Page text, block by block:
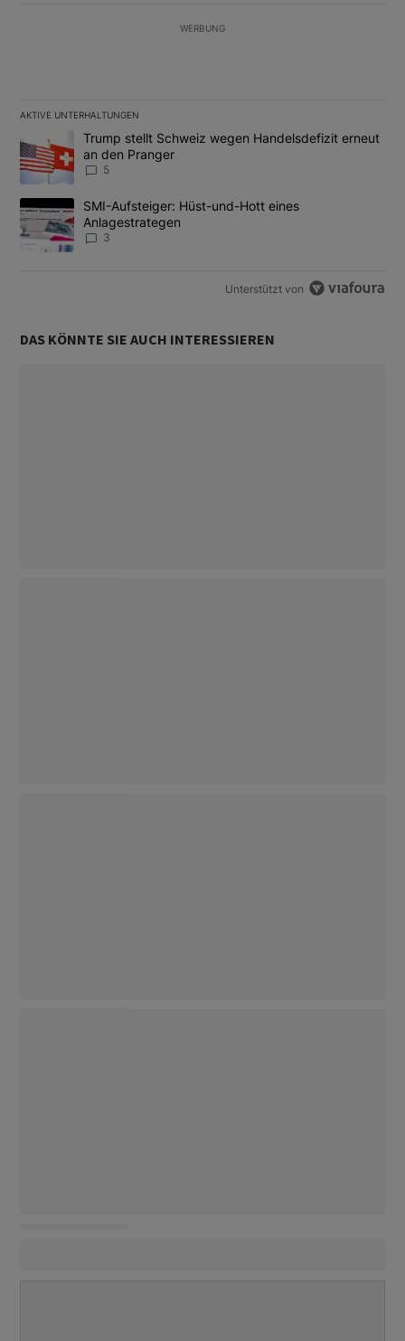
WERBUNG
AKTIVE UNTERHALTUNGEN
Ein Trendartikel mit dem Titel "Trump stellt Schweiz wegen
Trump stellt Schweiz wegen Handelsdefizit erneut
an den Pranger
5
Ein Trendartikel mit dem Titel "SMI-Aufsteiger: Hüst-und-Hott
SMI-Aufsteiger: Hüst-und-Hott eines
Anlagestrategen
3
Unterstützt von
DAS KÖNNTE SIE AUCH INTERESSIEREN